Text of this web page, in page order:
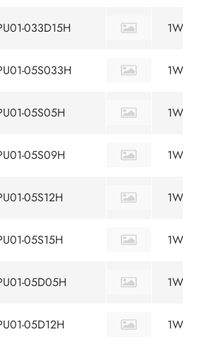
033D15H 1W
05S033H 1W
05S05H 1W
05S09H 1W
05S12H 1W
05S15H 1W
05D05H 1W
05D12H 1W